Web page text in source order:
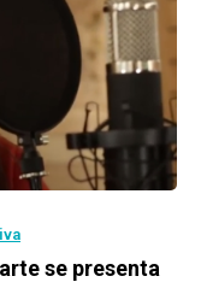
se presenta